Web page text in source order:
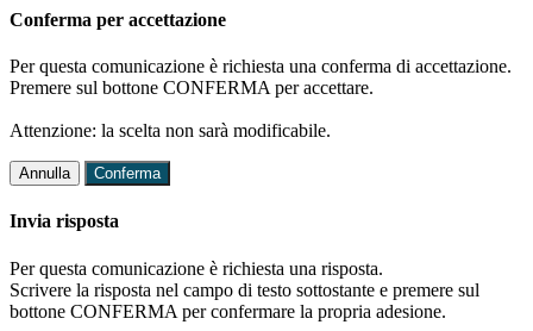
Conferma per accettazione
Per questa comunicazione è richiesta una conferma di accettazione.
Premere sul bottone CONFERMA per accettare.
Attenzione: la scelta non sarà modificabile.
Annulla Conferma
Invia risposta
Per questa comunicazione è richiesta una risposta.
Scrivere la risposta nel campo di testo sottostante e premere sul
bottone CONFERMA per confermare la propria adesione.